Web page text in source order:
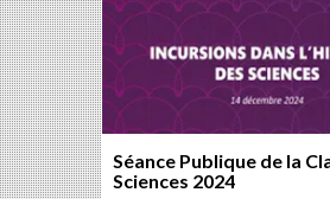
Séance Publique de la
Sciences 2024